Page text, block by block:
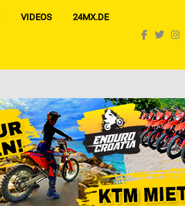
VIDEOS 24MX.DE